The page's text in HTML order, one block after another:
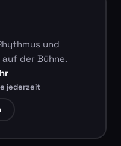
und
der Bühne.
jederzeit